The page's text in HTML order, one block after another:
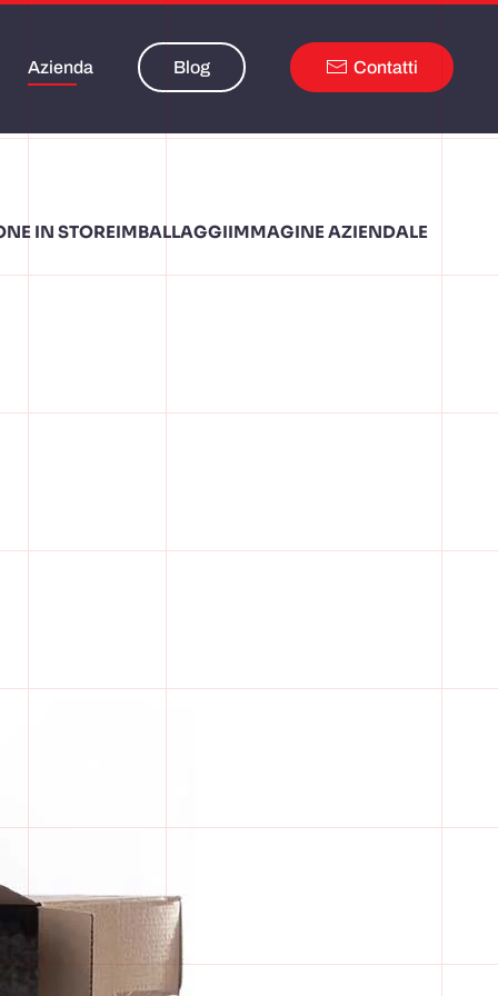
Azienda Blog Contatti
IN STOREIMBALLAGGIIMMAGINE AZIENDALE